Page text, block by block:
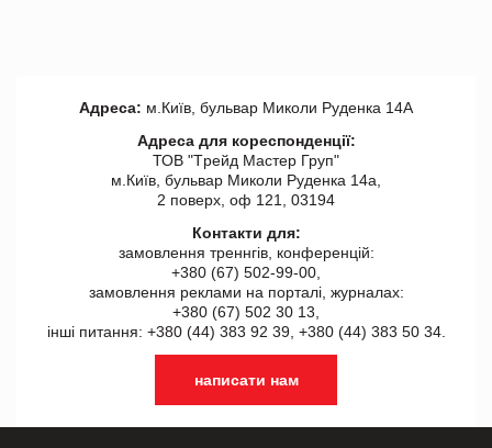
Адреса: м.Київ, бульвар Миколи Руденка 14А
Адреса для кореспонденції:
ТОВ "Tрейд Мастер Груп"
м.Київ, бульвар Миколи Руденка 14а,
2 поверх, оф 121, 03194
Контакти для:
замовлення треннгів, конференцій:
+380 (67) 502-99-00,
замовлення реклами на порталі, журналах:
+380 (67) 502 30 13,
інші питання: +380 (44) 383 92 39, +380 (44) 383 50 34.
написати нам